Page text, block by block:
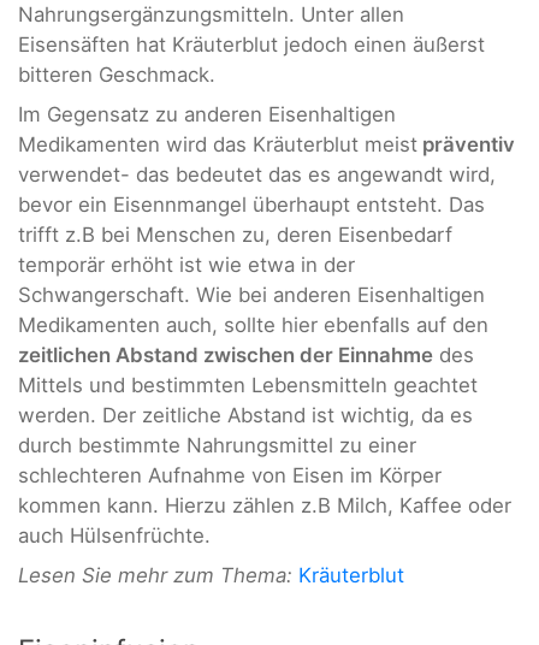
Nahrungsergänzungsmitteln. Unter allen
Eisensäften hat Kräuterblut jedoch einen äußerst
bitteren Geschmack.
Im Gegensatz zu anderen Eisenhaltigen
Medikamenten wird das Kräuterblut meist präventiv
verwendet- das bedeutet das es angewandt wird,
bevor ein Eisennmangel überhaupt entsteht. Das
trifft z.B bei Menschen zu, deren Eisenbedarf
temporär erhöht ist wie etwa in der
Schwangerschaft. Wie bei anderen Eisenhaltigen
Medikamenten auch, sollte hier ebenfalls auf den
zeitlichen Abstand zwischen der Einnahme des
Mittels und bestimmten Lebensmitteln geachtet
werden. Der zeitliche Abstand ist wichtig, da es
durch bestimmte Nahrungsmittel zu einer
schlechteren Aufnahme von Eisen im Körper
kommen kann. Hierzu zählen z.B Milch, Kaffee oder
auch Hülsenfrüchte.
Lesen Sie mehr zum Thema: Kräuterblut